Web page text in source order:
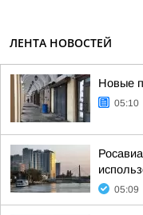
ЛЕНТА НОВОСТЕЙ
Новые
05:10
05:09